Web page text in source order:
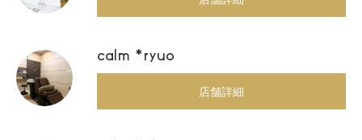
calm *ryuo
店舗詳細